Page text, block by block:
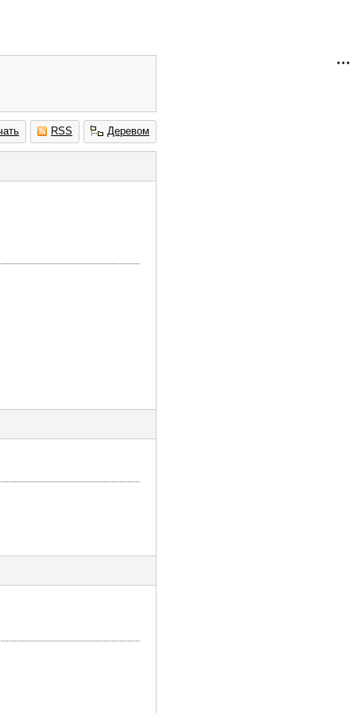
RSS Деревом